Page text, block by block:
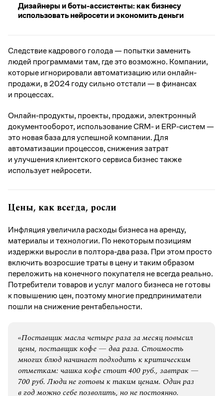
Дизайнеры и боты-ассистенты: как бизнесу
использовать нейросети и экономить деньги
Следствие кадрового голода — попытки заменить
людей программами там, где это возможно. Компании,
которые игнорировали автоматизацию или онлайн-
продажи, в 2024 году сильно отстали — в финансах
и процессах.
Онлайн-продукты, проекты, продажи, электронный
документооборот, использование CRM- и ERP-систем —
это новая база для успешной компании. Для
автоматизации процессов, снижения затрат
и улучшения клиентского сервиса бизнес также
использует нейросети.
Цены, как всегда, росли
Инфляция увеличила расходы бизнеса на аренду,
материалы и технологии. По некоторым позициям
издержки выросли в полтора-два раза. При этом просто
включить возросшие траты в цену и таким образом
переложить на конечного покупателя не всегда реально.
Потребители товаров и услуг малого бизнеса не готовы
к повышению цен, поэтому многие предприниматели
пошли на снижение рентабельности.
«Поставщик масла четыре раза за месяц повысил
цены, поставщик кофе — два раза. Стоимость
многих блюд начинает подходить к критическим
отметкам: чашка кофе стоит 400 руб., завтрак —
700 руб. Люди не готовы к таким ценам. Один раз
в год можно себе позволить, но не постоянно.